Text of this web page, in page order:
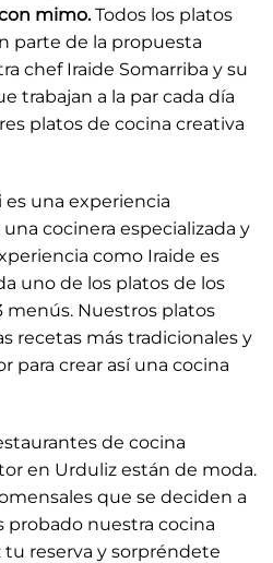
mimo.Todos los platos
parte de la propuesta
chef Iraide Somarriba y su
trabajan a la par cada día
platos de cocina creativa
es una experiencia
cocinera especializada y
como Iraide es
uno de los platos de los
menús. Nuestros platos
recetas más tradicionales y
para crear así una cocina
de cocina
en Urduliz están de moda.
que se deciden a
probado nuestra cocina
tu reserva y sorpréndete